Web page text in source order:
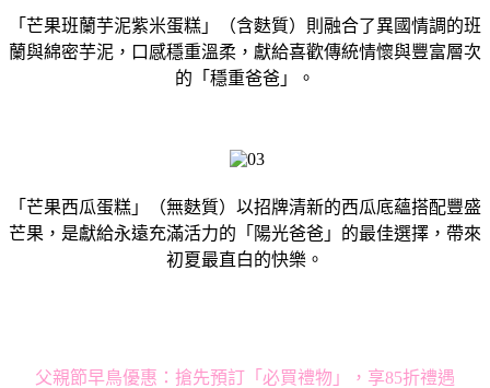
「芒果班蘭芋泥紫米蛋糕」（含麩質）則融合了異國情調的班
蘭與綿密芋泥，口感穩重溫柔，獻給喜歡傳統情懷與豐富層次
的「 穩重爸爸」。
「芒果西瓜蛋糕」（無麩質）以招牌清新的西瓜底蘊搭配豐盛
芒果， 是獻給永遠充滿活力的「陽光爸爸」的最佳選擇， 帶來
初夏最直白的快樂。
父親節早鳥優惠：搶先預訂「必買禮物」，享85折禮遇